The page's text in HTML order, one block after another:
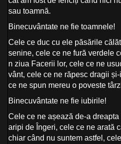
sau toamnă.
Binecuvântate ne fie toamnele!
Cele ce duc cu ele păsările
senine, cele ce ne fură verdele
n ziua Facerii lor, cele ce ne
vânt, cele ce ne răpesc dragii
ce ne spun mereu o poveste
Binecuvântate ne fie iubirile!
Cele ce ne așează de-a
aripi de Îngeri, cele ce ne arată
chiar când nu suntem astfel,